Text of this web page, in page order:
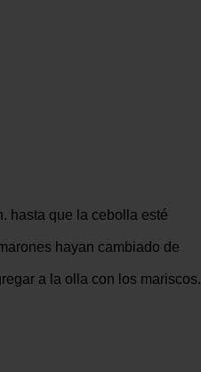
hasta que la cebolla esté
hayan cambiado de
a la olla con los mariscos.